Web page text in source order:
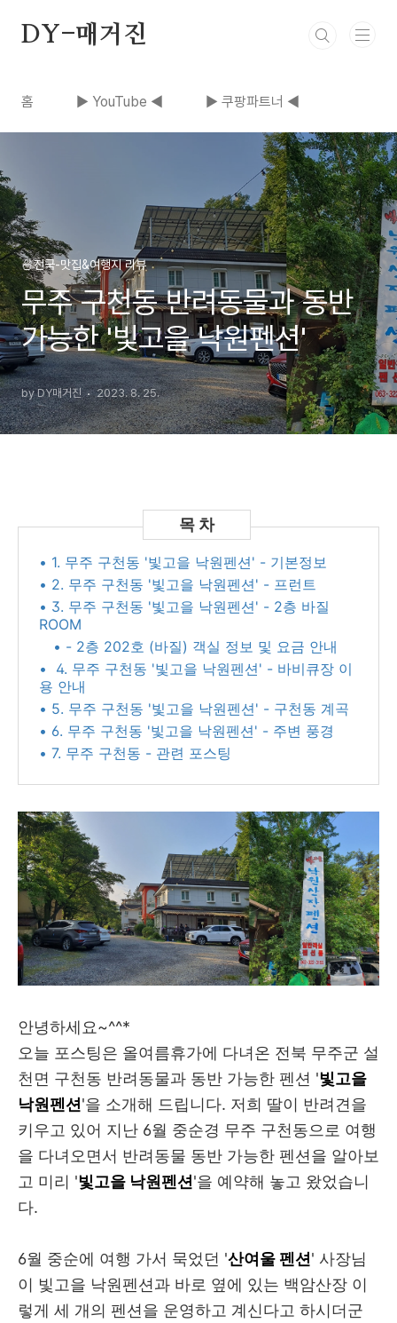
DY-매거진
홈 ▶ YouTube ◀ ▶ 쿠팡파트너 ◀
🍜전국-맛집&여행지 리뷰
무주 구천동 반려동물과 동반
가능한 '빛고을 낙원펜션'
by DY매거진 2023. 8. 25.
• 1. 무주 구천동 '빛고을 낙원펜션' - 기본정보
• 2. 무주 구천동 '빛고을 낙원펜션' - 프런트
• 3. 무주 구천동 '빛고을 낙원펜션' - 2층 바질
ROOM
• - 2층 202호 (바질) 객실 정보 및 요금 안내
• 4. 무주 구천동 '빛고을 낙원펜션' - 바비큐장 이
용 안내
• 5. 무주 구천동 '빛고을 낙원펜션' - 구천동 계곡
• 6. 무주 구천동 '빛고을 낙원펜션' - 주변 풍경
• 7. 무주 구천동 - 관련 포스팅
안녕하세요~^^*
오늘 포스팅은 올여름휴가에 다녀온 전북 무주군 설
천면 구천동 반려동물과 동반 가능한 펜션 '빛고을
낙원펜션 '을 소개해 드립니다. 저희 딸이 반려견을
키우고 있어 지난 6월 중순경 무주 구천동으로 여행
을 다녀오면서 반려동물 동반 가능한 펜션을 알아보
고 미리 '빛고을 낙원펜션 '을 예약해 놓고 왔었습니
다.
6월 중순에 여행 가서 묵었던 '산여울 펜션 ' 사장님
이 빛고을 낙원펜션과 바로 옆에 있는 백암산장 이
렇게 세 개의 펜션을 운영하고 계신다고 하시더군